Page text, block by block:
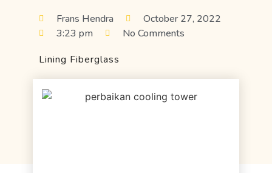
Frans Hendra
October 27, 2022
3:23 pm
No Comments
Lining Fiberglass